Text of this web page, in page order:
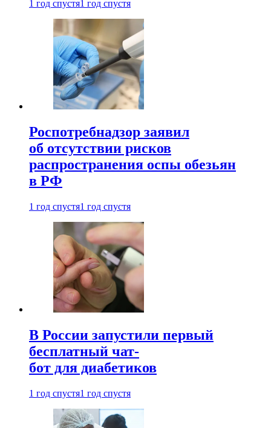
1 год спустя1 год спустя
Роспотребнадзор заявил
об отсутствии рисков
распространения оспы обезьян
в РФ
1 год спустя1 год спустя
В России запустили первый
бесплатный чат-
бот для диабетиков
1 год спустя1 год спустя